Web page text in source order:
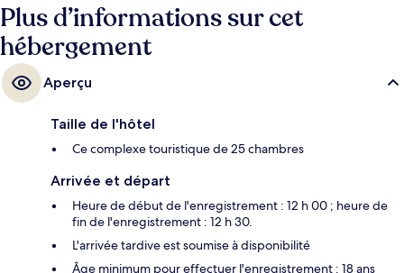
Plus d’informations sur cet
hébergement
Aperçu
Taille de l'hôtel
Ce complexe touristique de 25 chambres
Arrivée et départ
Heure de début de l'enregistrement : 12 h 00 ; heure de
fin de l'enregistrement : 12 h 30.
L'arrivée tardive est soumise à disponibilité
Âge minimum pour effectuer l'enregistrement : 18 ans